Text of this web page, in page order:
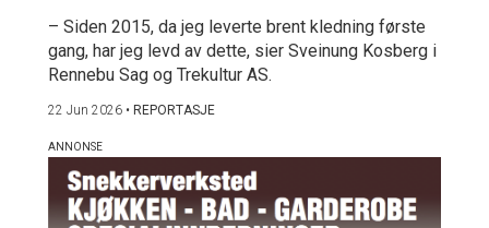
– Siden 2015, da jeg leverte brent kledning første
gang, har jeg levd av dette, sier Sveinung Kosberg i
Rennebu Sag og Trekultur AS.
22 Jun 2026 • REPORTASJE